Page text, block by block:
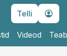
Telli
Videod